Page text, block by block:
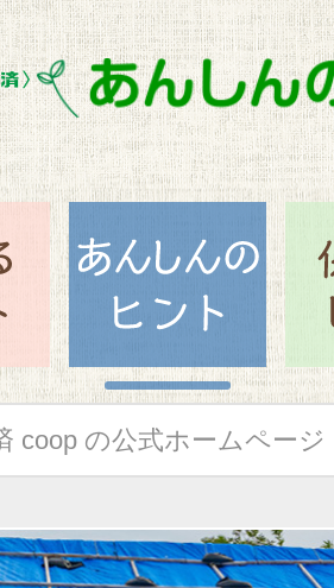
閉
生きるヒントあ
coop の公式ホームページ